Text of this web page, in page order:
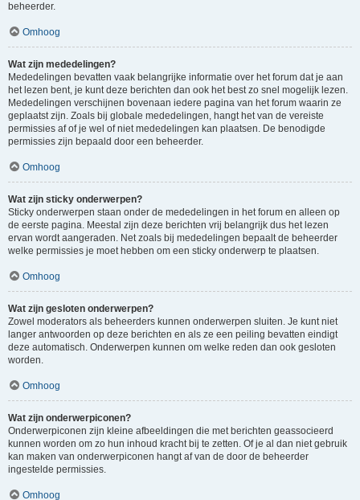
beheerder.
Omhoog
Wat zijn mededelingen?
Mededelingen bevatten vaak belangrijke informatie over het forum dat je aan
het lezen bent, je kunt deze berichten dan ook het best zo snel mogelijk lezen.
Mededelingen verschijnen bovenaan iedere pagina van het forum waarin ze
geplaatst zijn. Zoals bij globale mededelingen, hangt het van de vereiste
permissies af of je wel of niet mededelingen kan plaatsen. De benodigde
permissies zijn bepaald door een beheerder.
Omhoog
Wat zijn sticky onderwerpen?
Sticky onderwerpen staan onder de mededelingen in het forum en alleen op
de eerste pagina. Meestal zijn deze berichten vrij belangrijk dus het lezen
ervan wordt aangeraden. Net zoals bij mededelingen bepaalt de beheerder
welke permissies je moet hebben om een sticky onderwerp te plaatsen.
Omhoog
Wat zijn gesloten onderwerpen?
Zowel moderators als beheerders kunnen onderwerpen sluiten. Je kunt niet
langer antwoorden op deze berichten en als ze een peiling bevatten eindigt
deze automatisch. Onderwerpen kunnen om welke reden dan ook gesloten
worden.
Omhoog
Wat zijn onderwerpiconen?
Onderwerpiconen zijn kleine afbeeldingen die met berichten geassocieerd
kunnen worden om zo hun inhoud kracht bij te zetten. Of je al dan niet gebruik
kan maken van onderwerpiconen hangt af van de door de beheerder
ingestelde permissies.
Omhoog